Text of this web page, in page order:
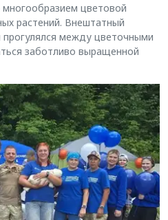
многообразием цветовой
растений. Внештатный
между цветочными
заботливо выращенной